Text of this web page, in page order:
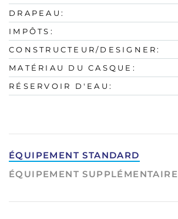
DRAPEAU:
IMPÔTS:
CONSTRUCTEUR/DESIGNER:
MATÉRIAU DU CASQUE:
RÉSERVOIR D'EAU:
ÉQUIPEMENT STANDARD
ÉQUIPEMENT SUPPLÉMENTAIRE